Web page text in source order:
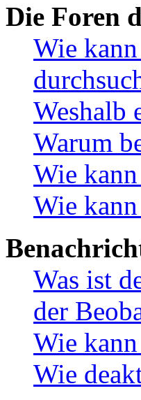
Die Foren
Wie
Weshalb
Warum
Wie
Wie
Was ist
der
Wie
Wie